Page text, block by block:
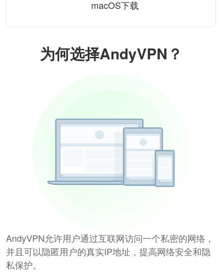
为何选择AndyVPN？
AndyVPN允许用户通过互联网访问一个私密的网络，
并且可以隐匿用户的真实IP地址，提高网络安全和隐
私保护。
macOS下载